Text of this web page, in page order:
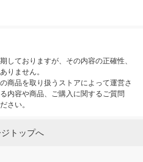
しておりますが、その内容の正確性、
りません。
商品を取り扱うストアによって運営さ
内容や商品、ご購入に関するご質問
さい。
トップへ